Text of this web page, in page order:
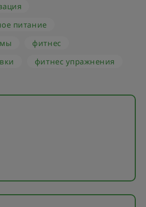
питание
фитнес
фитнес упражнения